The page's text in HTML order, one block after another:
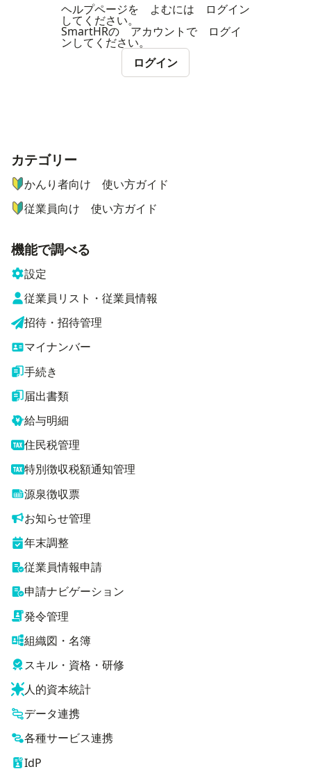
ヘルプページを よむには ログイン
してください。
SmartHRの アカウントで ログイ
ンしてください。
ログイン
ナビゲーションメニュー
カテゴリー
かんり者向け 使い方ガイド
従業員向け 使い方ガイド
機能で調べる
設定
従業員リスト・従業員情報
招待・招待管理
マイナンバー
手続き
届出書類
給与明細
住民税管理
特別徴収税額通知管理
源泉徴収票
お知らせ管理
年末調整
従業員情報申請
申請ナビゲーション
発令管理
組織図・名簿
スキル・資格・研修
人的資本統計
データ連携
各種サービス連携
IdP